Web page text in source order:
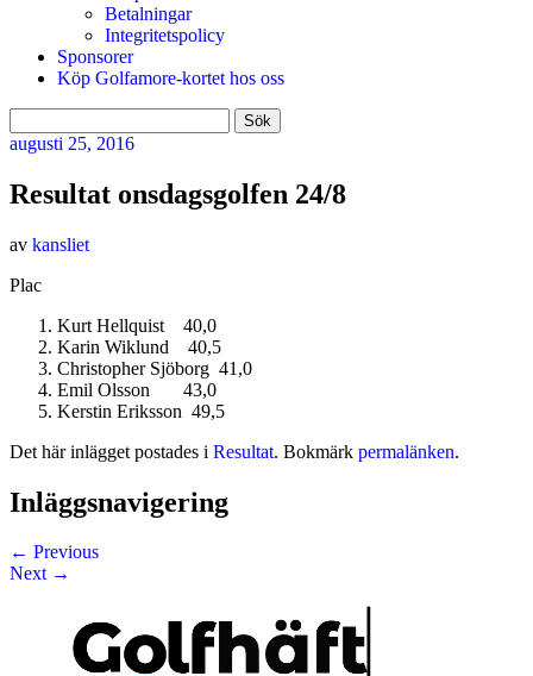
Betalningar
Integritetspolicy
Sponsorer
Köp Golfamore-kortet hos oss
efter:
augusti 25, 2016
Resultat onsdagsgolfen 24/8
av kansliet
Plac
Kurt Hellquist 40,0
Karin Wiklund 40,5
Christopher Sjöborg 41,0
Emil Olsson 43,0
Kerstin Eriksson 49,5
Det här inlägget postades i Resultat. Bokmärk permalänken.
Inläggsnavigering
← Previous
Next →